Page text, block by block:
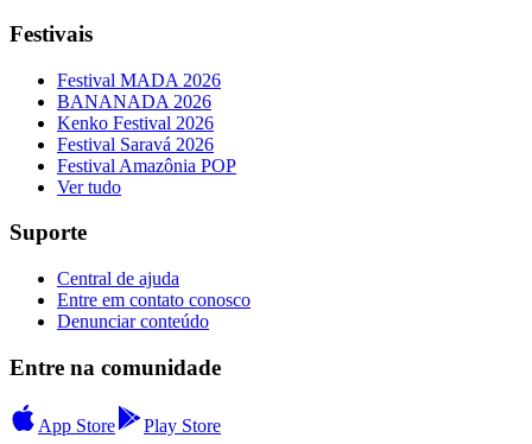
Festivais
Festival MADA 2026
BANANADA 2026
Kenko Festival 2026
Festival Saravá 2026
Festival Amazônia POP
Ver tudo
Suporte
Central de ajuda
Entre em contato conosco
Denunciar conteúdo
Entre na comunidade
App Store Play Store